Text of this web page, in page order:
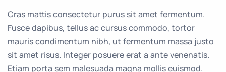
Cras mattis consectetur purus sit amet fermentum.
Fusce dapibus, tellus ac cursus commodo, tortor
mauris condimentum nibh, ut fermentum massa justo
sit amet risus. Integer posuere erat a ante venenatis.
Etiam porta sem malesuada magna mollis euismod.